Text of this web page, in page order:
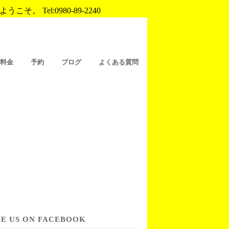
こそ。 Tel:0980-89-2240
金 予約 ブログ よくある質問
US ON FACEBOOK